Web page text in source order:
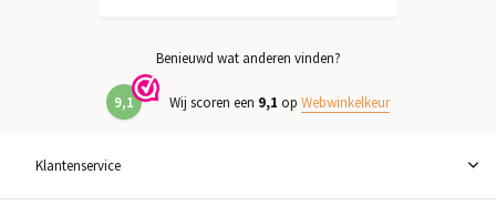
Benieuwd wat anderen vinden?
9,1 Wij scoren een 9,1 op Webwinkelkeur
Klantenservice